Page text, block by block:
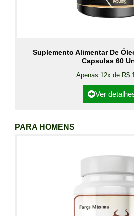
Suplemento Alimentar De
Capsulas 60
Apenas 12x de R$
Ver
PARA HOMENS